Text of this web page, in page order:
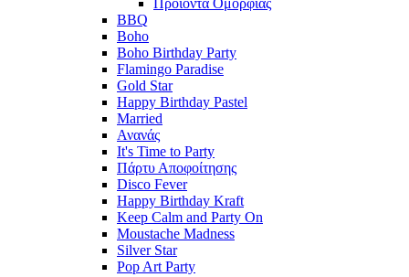
Προϊόντα Ομορφιάς
BBQ
Boho
Boho Birthday Party
Flamingo Paradise
Gold Star
Happy Birthday Pastel
Married
Ανανάς
It's Time to Party
Πάρτυ Αποφοίτησης
Disco Fever
Happy Birthday Kraft
Keep Calm and Party On
Moustache Madness
Silver Star
Pop Art Party